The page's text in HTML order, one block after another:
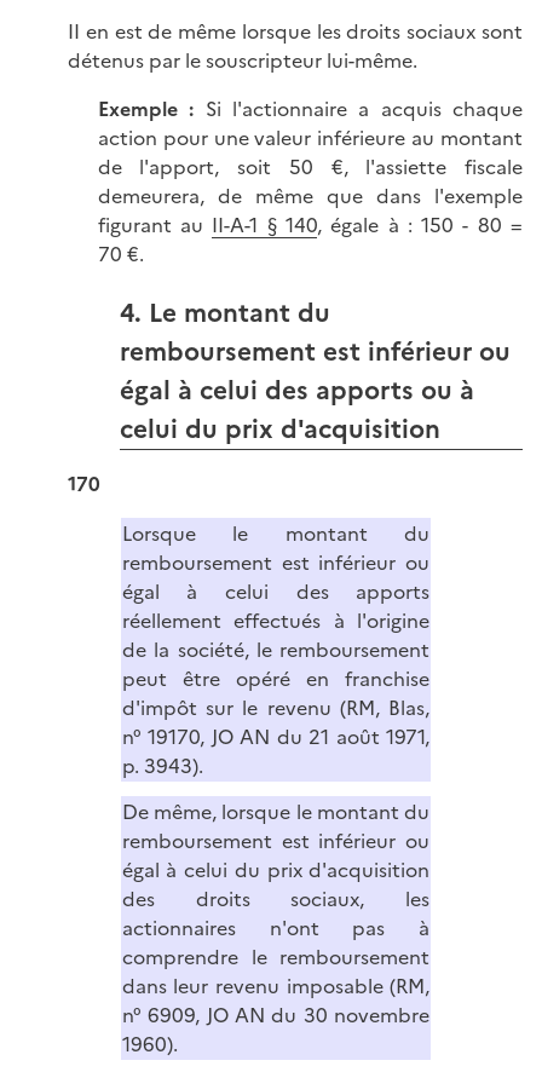
II en est de même lorsque les droits sociaux sont
détenus par le souscripteur lui-même.
Exemple : Si l'actionnaire a acquis chaque
action pour une valeur inférieure au montant
de l'apport, soit 50 €, l'assiette fiscale
demeurera, de même que dans l'exemple
figurant au II-A-1 § 140, égale à : 150 - 80 =
70 €.
4. Le montant du
remboursement est inférieur ou
égal à celui des apports ou à
celui du prix d'acquisition
170
Lorsque le montant du
remboursement est inférieur ou
égal à celui des apports
réellement effectués à l'origine
de la société, le remboursement
peut être opéré en franchise
d'impôt sur le revenu (RM, Blas,
n° 19170, JO AN du 21 août 1971,
p. 3943).
De même, lorsque le montant du
remboursement est inférieur ou
égal à celui du prix d'acquisition
des droits sociaux, les
actionnaires n'ont pas à
comprendre le remboursement
dans leur revenu imposable (RM,
n° 6909, JO AN du 30 novembre
1960).